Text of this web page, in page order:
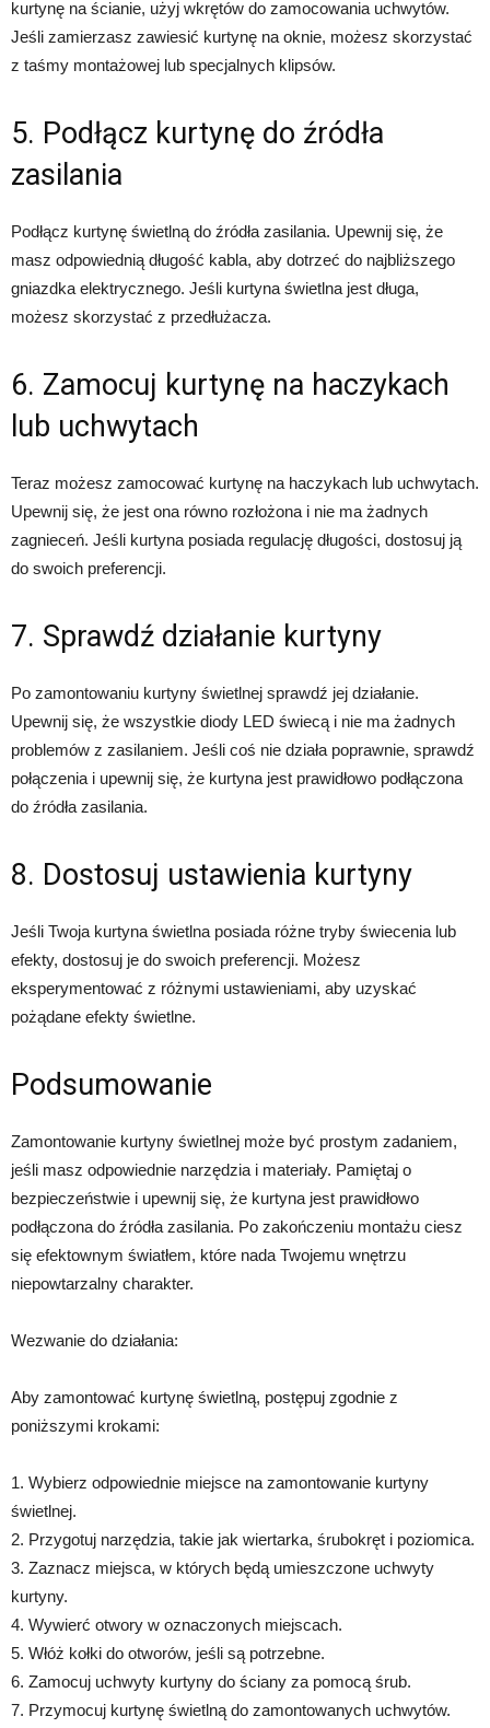
kurtynę na ścianie, użyj wkrętów do zamocowania uchwytów.
Jeśli zamierzasz zawiesić kurtynę na oknie, możesz skorzystać
z taśmy montażowej lub specjalnych klipsów.
5. Podłącz kurtynę do źródła
zasilania
Podłącz kurtynę świetlną do źródła zasilania. Upewnij się, że
masz odpowiednią długość kabla, aby dotrzeć do najbliższego
gniazdka elektrycznego. Jeśli kurtyna świetlna jest długa,
możesz skorzystać z przedłużacza.
6. Zamocuj kurtynę na haczykach
lub uchwytach
Teraz możesz zamocować kurtynę na haczykach lub uchwytach.
Upewnij się, że jest ona równo rozłożona i nie ma żadnych
zagnieceń. Jeśli kurtyna posiada regulację długości, dostosuj ją
do swoich preferencji.
7. Sprawdź działanie kurtyny
Po zamontowaniu kurtyny świetlnej sprawdź jej działanie.
Upewnij się, że wszystkie diody LED świecą i nie ma żadnych
problemów z zasilaniem. Jeśli coś nie działa poprawnie, sprawdź
połączenia i upewnij się, że kurtyna jest prawidłowo podłączona
do źródła zasilania.
8. Dostosuj ustawienia kurtyny
Jeśli Twoja kurtyna świetlna posiada różne tryby świecenia lub
efekty, dostosuj je do swoich preferencji. Możesz
eksperymentować z różnymi ustawieniami, aby uzyskać
pożądane efekty świetlne.
Podsumowanie
Zamontowanie kurtyny świetlnej może być prostym zadaniem,
jeśli masz odpowiednie narzędzia i materiały. Pamiętaj o
bezpieczeństwie i upewnij się, że kurtyna jest prawidłowo
podłączona do źródła zasilania. Po zakończeniu montażu ciesz
się efektownym światłem, które nada Twojemu wnętrzu
niepowtarzalny charakter.
Wezwanie do działania:
Aby zamontować kurtynę świetlną, postępuj zgodnie z
poniższymi krokami:
1. Wybierz odpowiednie miejsce na zamontowanie kurtyny
świetlnej.
2. Przygotuj narzędzia, takie jak wiertarka, śrubokręt i poziomica.
3. Zaznacz miejsca, w których będą umieszczone uchwyty
kurtyny.
4. Wywierć otwory w oznaczonych miejscach.
5. Włóż kołki do otworów, jeśli są potrzebne.
6. Zamocuj uchwyty kurtyny do ściany za pomocą śrub.
7. Przymocuj kurtynę świetlną do zamontowanych uchwytów.